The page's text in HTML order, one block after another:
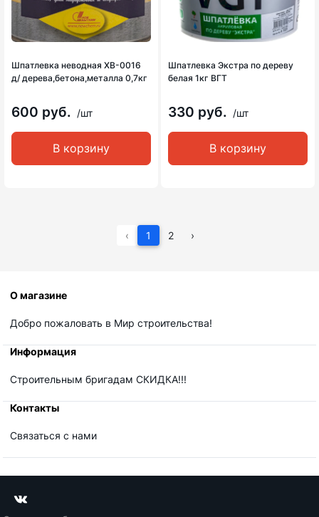
Шпатлевка неводная ХВ-0016
д/ дерева,бетона,металла 0,7кг
600 руб. /шт
В корзину
Шпатлевка Экстра по дереву
белая 1кг ВГТ
330 руб. /шт
В корзину
‹ 1 2 ›
О магазине
Добро пожаловать в Мир строительства!
Информация
Строительным бригадам СКИДКА!!!
Контакты
Связаться с нами